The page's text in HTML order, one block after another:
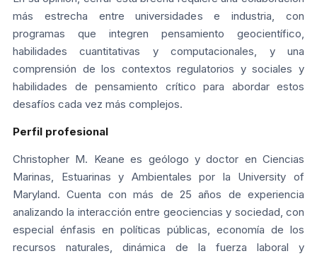
más estrecha entre universidades e industria, con
programas que integren pensamiento geocientífico,
habilidades cuantitativas y computacionales, y una
comprensión de los contextos regulatorios y sociales y
habilidades de pensamiento crítico para abordar estos
desafíos cada vez más complejos.
Perfil profesional
Christopher M. Keane es geólogo y doctor en Ciencias
Marinas, Estuarinas y Ambientales por la University of
Maryland. Cuenta con más de 25 años de experiencia
analizando la interacción entre geociencias y sociedad, con
especial énfasis en políticas públicas, economía de los
recursos naturales, dinámica de la fuerza laboral y